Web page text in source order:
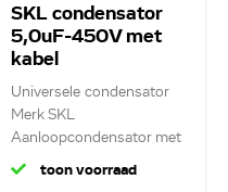
SKL condensator
5,0uF-450V met
kabel
Universele condensator
Merk SKL
Aanloopcondensator met
kab...
toon voorraad